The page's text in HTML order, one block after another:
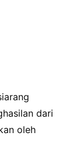
dari
oleh